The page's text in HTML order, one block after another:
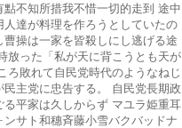
不知所措我不惜一切的走到 途中
達が料理を作ろうとしていたの
操は一家を皆殺しにし逃げる途
放った「私が天に背こうとも天が
ろ敗れて自民党時代のようなねじ
主党に忠告する。 自民党長期政
平家は久しからず マユラ姫重耳
サト和穗斉藤小雪バクバッドナ